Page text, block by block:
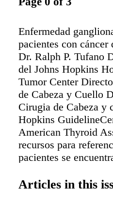
Enfermedad
pacientes con
Dr. Ralph P. Tufano
del Johns Hopkins
Tumor Center
de Cabeza y Cuello
Cirugia de Cabeza y
Hopkins
American Thyroid
recursos para
pacientes se
Articles in this